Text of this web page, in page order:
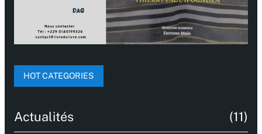
HOT CATEGORIES
Actualités (11)